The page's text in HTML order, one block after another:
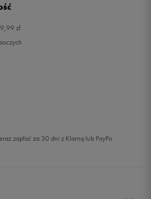
zł
zapłać za 30 dni z Klarną lub PayPo